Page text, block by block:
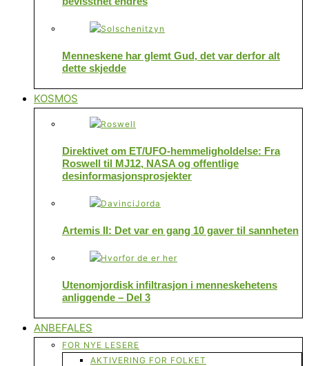
Menneskene har glemt Gud, det var derfor alt
dette skjedde
KOSMOS
Direktivet om ET/UFO-hemmeligholdelse: Fra
Roswell til MJ12, NASA og offentlige
desinformasjonsprosjekter
Artemis II: Det var en gang 10 gaver til sannheten
Utenomjordisk infiltrasjon i menneskehetens
anliggende – Del 3
ANBEFALES
FOR NYE LESERE
AKTIVERING FOR FOLKET